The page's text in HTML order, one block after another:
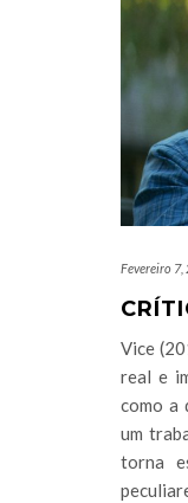
Fevereiro 7,
Vice
real e
como a
um
torna